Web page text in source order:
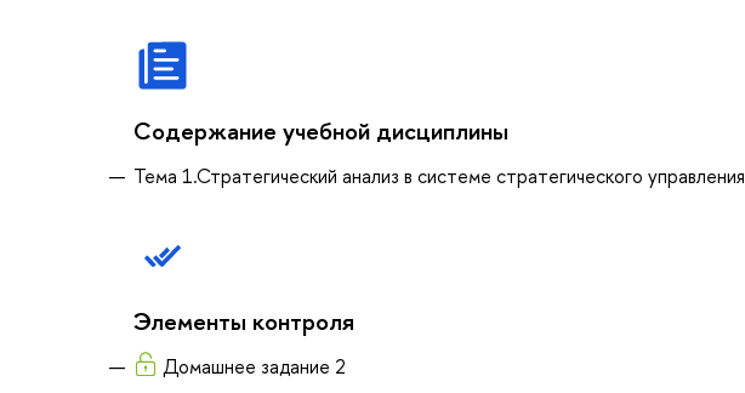
Содержание учебной дисциплины
Тема 1.Стратегический анализ в системе стратегического управления
Элементы контроля
Домашнее задание 2